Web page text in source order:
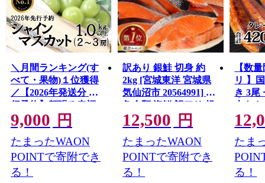
＼月間ランキング(す
べて・果物)１位獲得
／【2026年発送分 先
行予約】頬張る幸福
感 〜緑の宝石・ シ
ャインマスカット 〜
１ｋｇ以上（２〜３
房） フルーツ 山梨県
産 果物 くだもの シャ
イン マスカット ぶど
9,000 円
たまったWAON
POINTで寄附でき
る！
訳あり 銀鮭 切身 約
2kg [宮城東洋 宮城県
気仙沼市 20564991] 鮭
魚介類 海鮮 訳アリ 規
格外 不揃い さけ サケ
鮭切身 シャケ 切り身
冷凍 家庭用 おかず 弁
当 支援 サーモン 銀鮭
切り身 魚 わけあり
12,500 円
たまったWAON
POINTで寄附でき
る！
【数
リ 】
き 3尾
大き
レ・
鰻 ふ
な重
茨城
と納
たま
る！